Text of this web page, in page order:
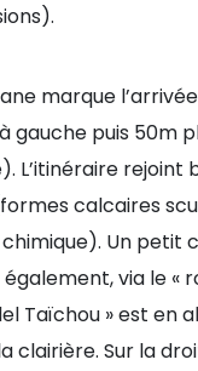
marque
gauche puis 50m
L’itinéraire rejoint
calcaires
chimique). Un petit
via le «
Taïchou » est en
clairière. Sur la